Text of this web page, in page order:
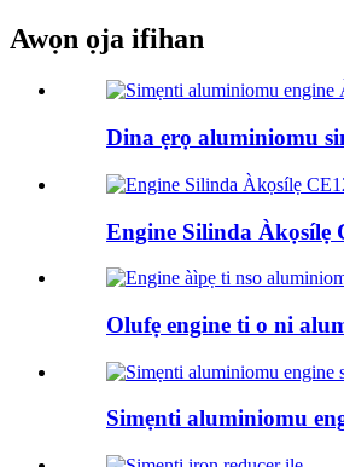
Awọn ọja ifihan
Dina ẹrọ aluminiomu
Engine Silinda Àkọsílẹ
Olufẹ engine ti o ni
Simẹnti aluminiomu